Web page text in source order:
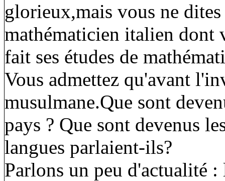
glorieux,mais vous ne
mathématicien italien dont
fait ses études de
Vous admettez qu'avant
musulmane.Que sont
pays ? Que sont devenus
langues parlaient-ils?
Parlons un peu d'actualité